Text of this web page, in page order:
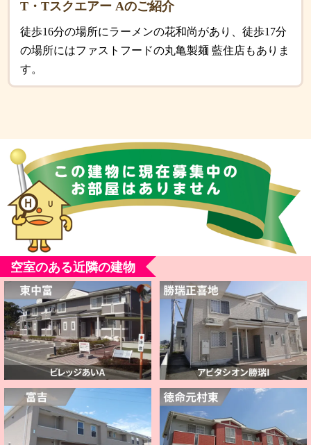
T・Tスクエアー Aのご紹介
徒歩16分の場所にラーメンの花和尚があり、徒歩17分
の場所にはファストフードの丸亀製麺 藍住店もありま
す。
空室のある近隣の建物